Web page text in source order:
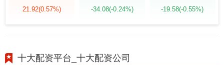
21.92(0.57%) -34.08(-0.24%) -19.58(-0.55%)
十大配资平台_十大配资公司